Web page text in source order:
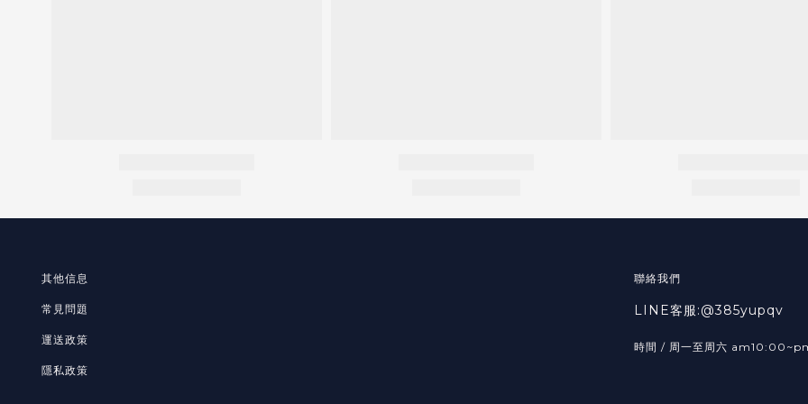
其他信息
常見問題
運送政策
隱私政策
聯絡我們
LINE客服:@385yupqv
時間 / 周一至周六